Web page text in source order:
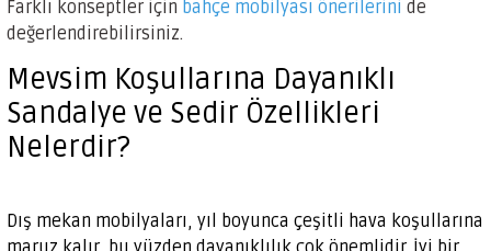
Farklı konseptler için bahçe mobilyası önerilerini de
değerlendirebilirsiniz.
Mevsim Koşullarına Dayanıklı
Sandalye ve Sedir Özellikleri
Nelerdir?
Dış mekan mobilyaları, yıl boyunca çeşitli hava koşullarına